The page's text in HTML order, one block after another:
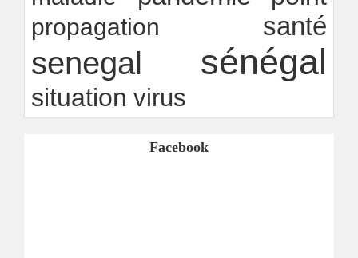
propagation santé
senegal sénégal
situation virus
Facebook